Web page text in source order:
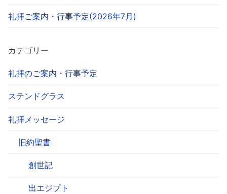
礼拝ご案内・行事予定(2026年7月)
カテゴリー
礼拝のご案内・行事予定
ステンドグラス
礼拝メッセージ
旧約聖書
創世記
出エジプト